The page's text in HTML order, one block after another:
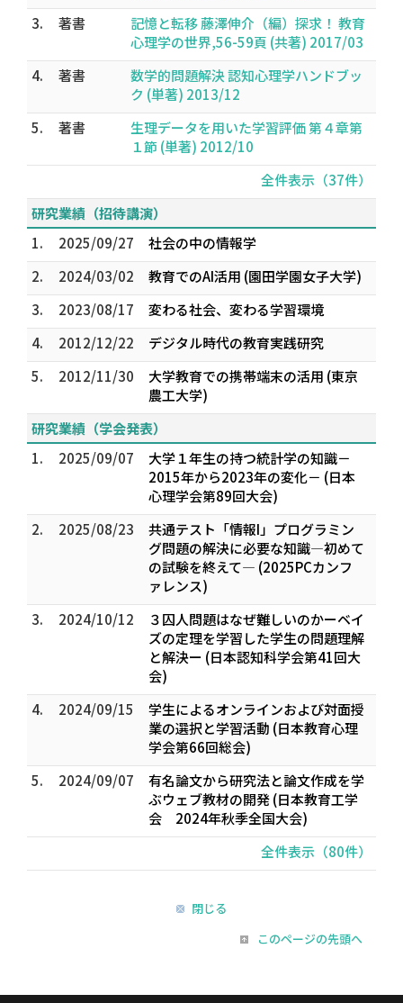
3.
著書
記憶と転移 藤澤伸介（編）探求！ 教育
心理学の世界,56-59頁 (共著) 2017/03
4.
著書
数学的問題解決 認知心理学ハンドブッ
ク (単著) 2013/12
5.
著書
生理データを用いた学習評価 第４章第
１節 (単著) 2012/10
全件表示（37件）
研究業績（招待講演）
1.
2025/09/27
社会の中の情報学
2.
2024/03/02
教育でのAI活用 (園田学園女子大学)
3.
2023/08/17
変わる社会、変わる学習環境
4.
2012/12/22
デジタル時代の教育実践研究
5.
2012/11/30
大学教育での携帯端末の活用 (東京
農工大学)
研究業績（学会発表）
1.
2025/09/07
大学１年生の持つ統計学の知識－
2015年から2023年の変化－ (日本
心理学会第89回大会)
2.
2025/08/23
共通テスト「情報I」プログラミン
グ問題の解決に必要な知識―初めて
の試験を終えて― (2025PCカンフ
ァレンス)
3.
2024/10/12
３囚人問題はなぜ難しいのかーベイ
ズの定理を学習した学生の問題理解
と解決ー (日本認知科学会第41回大
会)
4.
2024/09/15
学生によるオンラインおよび対面授
業の選択と学習活動 (日本教育心理
学会第66回総会)
5.
2024/09/07
有名論文から研究法と論文作成を学
ぶウェブ教材の開発 (日本教育工学
会 2024年秋季全国大会)
全件表示（80件）
閉じる
このページの先頭へ